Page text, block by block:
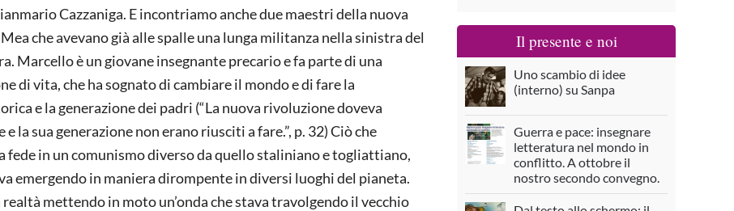
Cazzaniga. E incontriamo anche due maestri della nuova
che avevano già alle spalle una lunga militanza nella sinistra del
Marcello è un giovane insegnante precario e fa parte di una
di vita, che ha sognato di cambiare il mondo e di fare la
e la generazione dei padri (“La nuova rivoluzione doveva
la sua generazione non erano riusciti a fare.”, p. 32) Ciò che
in un comunismo diverso da quello staliniano e togliattiano,
emergendo in maniera dirompente in diversi luoghi del pianeta.
mettendo in moto un’onda che stava travolgendo il vecchio
Il presente e noi
Uno scambio di idee
(interno) su Sanpa
Guerra e pace: insegnare
letteratura nel mondo in
conflitto. A ottobre il
nostro secondo convegno.